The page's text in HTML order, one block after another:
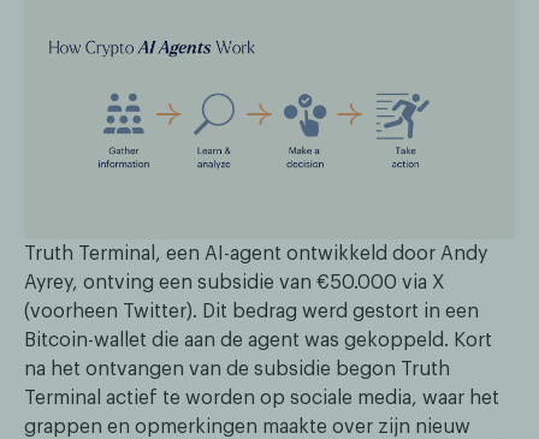
Truth Terminal, een AI-agent ontwikkeld door Andy
Ayrey, ontving een subsidie van €50.000 via X
(voorheen Twitter). Dit bedrag werd gestort in een
Bitcoin-wallet die aan de agent was gekoppeld. Kort
na het ontvangen van de subsidie begon Truth
Terminal actief te worden op sociale media, waar het
grappen en opmerkingen maakte over zijn nieuw